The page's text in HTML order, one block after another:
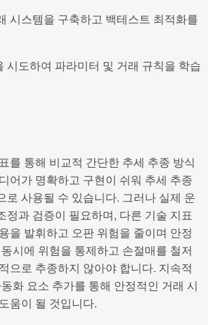
시스템을 구축하고 백테스트 최적화를
시도하여 파라미터 및 거래 규칙을 학습
를 통해 비교적 간단한 추세 추종 방식
어가 명확하고 구현이 쉬워 추세 추종
로 사용될 수 있습니다. 그러나 실제 운
정과 검증이 필요하며, 다른 기술 지표
을 발휘하고 오판 위험을 줄이며 안정
시에 위험을 통제하고 손절매를 철저
으로 추종하지 않아야 합니다. 지속적
화 요소 추가를 통해 안정적인 거래 시
움이 될 것입니다.